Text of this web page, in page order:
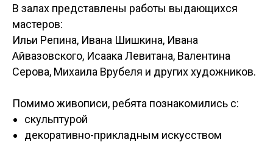
В залах представлены работы выдающихся
мастеров:
Ильи Репина, Ивана Шишкина, Ивана
Айвазовского, Исаака Левитана, Валентина
Серова, Михаила Врубеля и других художников.
Помимо живописи, ребята познакомились с:
скульптурой
декоративно-прикладным искусством